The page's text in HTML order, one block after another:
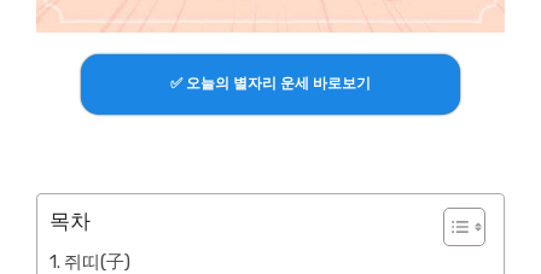
✅ 오늘의 별자리 운세 바로보기
목차
쥐띠(子)